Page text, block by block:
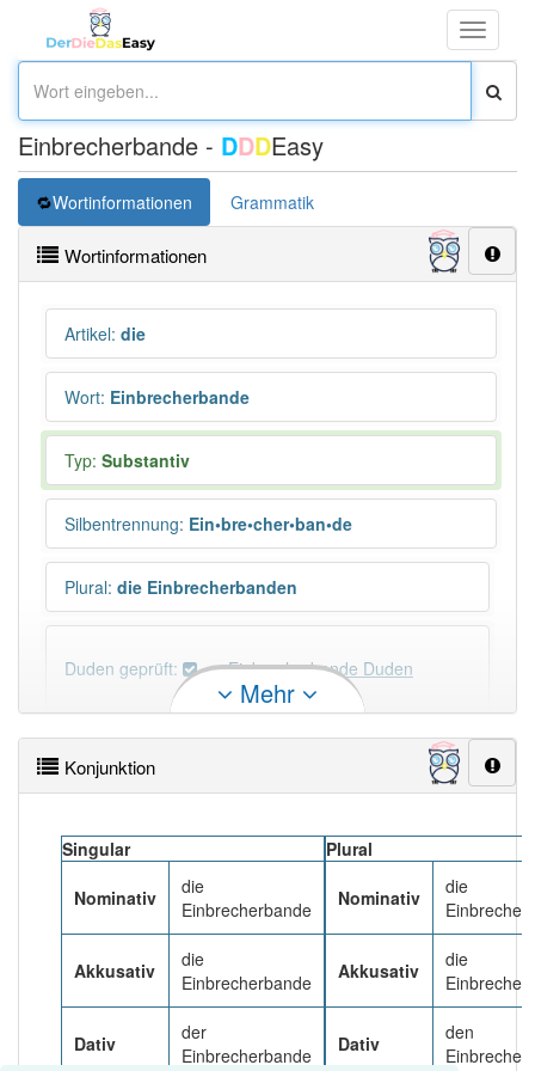
Toggle
Einbrecherbande - DDDEasy
Wortinformationen Grammatik
Wortinformationen
Artikel: die
Wort: Einbrecherbande
Typ: Substantiv
Silbentrennung: Ein•bre•cher•ban•de
Plural: die Einbrecherbanden
Duden geprüft: Einbrecherbande Duden
PowerIndex:5
Häufigkeit: 4 von 10
Wörter mit Endung-einbrecherbande
Wörter mit Endung-einbrecherbande
einem anderen Artikeldie: 0
Mehr
Konjunktion
Singular
Nominativ
die
Einbrecherbande
Akkusativ
die
Einbrecherbande
Dativ
der
Einbrecherbande
Plural
Nominativ
die
Akkusativ
die
Dativ
den